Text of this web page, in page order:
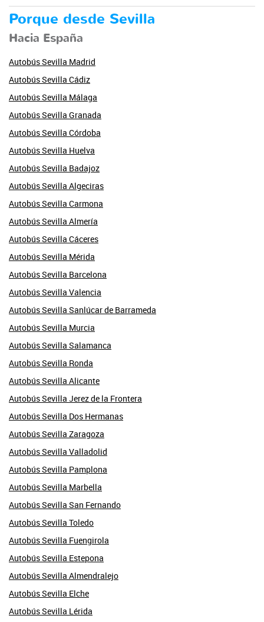
Porque desde Sevilla
Hacia España
Autobús Sevilla Madrid
Autobús Sevilla Cádiz
Autobús Sevilla Málaga
Autobús Sevilla Granada
Autobús Sevilla Córdoba
Autobús Sevilla Huelva
Autobús Sevilla Badajoz
Autobús Sevilla Algeciras
Autobús Sevilla Carmona
Autobús Sevilla Almería
Autobús Sevilla Cáceres
Autobús Sevilla Mérida
Autobús Sevilla Barcelona
Autobús Sevilla Valencia
Autobús Sevilla Sanlúcar de Barrameda
Autobús Sevilla Murcia
Autobús Sevilla Salamanca
Autobús Sevilla Ronda
Autobús Sevilla Alicante
Autobús Sevilla Jerez de la Frontera
Autobús Sevilla Dos Hermanas
Autobús Sevilla Zaragoza
Autobús Sevilla Valladolid
Autobús Sevilla Pamplona
Autobús Sevilla Marbella
Autobús Sevilla San Fernando
Autobús Sevilla Toledo
Autobús Sevilla Fuengirola
Autobús Sevilla Estepona
Autobús Sevilla Almendralejo
Autobús Sevilla Elche
Autobús Sevilla Lérida